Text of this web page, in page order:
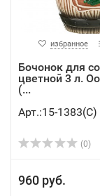
избранное
Бочонок для
цветной 3 л.
(...
Арт.:15-1383(C)
(0)
960 руб.